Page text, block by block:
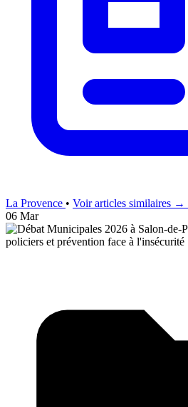
La Provence • Voir articles similaires →
06 Mar